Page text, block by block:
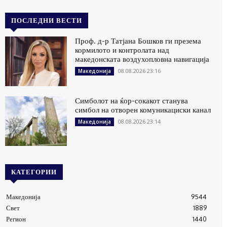
ПОСЛЕДНИ ВЕСТИ
Проф. д-р Татјана Бошков ги презема
кормилото и контролата над
македонската воздухопловна навигација
Македонија 08.08.2026 23:16
Симболот на ќор-сокакот станува
симбол на отворен комуникациски канал
Македонија 08.08.2026 23:14
КАТЕГОРИИ
Македонија
9544
Свет
1889
Регион
1440